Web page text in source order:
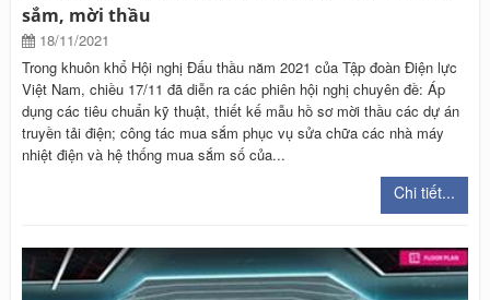
sắm, mời thầu
18/11/2021
Trong khuôn khổ Hội nghị Đấu thầu năm 2021 của Tập đoàn Điện lực
Việt Nam, chiều 17/11 đã diễn ra các phiên hội nghị chuyên đề: Áp
dụng các tiêu chuẩn kỹ thuật, thiết kế mẫu hồ sơ mời thầu các dự án
truyền tải điện; công tác mua sắm phục vụ sửa chữa các nhà máy
nhiệt điện và hệ thống mua sắm số của...
Chi tiết...